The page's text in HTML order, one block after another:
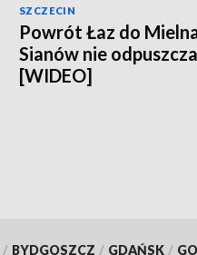
SZCZECIN
Powrót Łaz do
Sianów nie odpuszcza
[WIDEO]
/ BYDGOSZCZ / GDAŃSK /